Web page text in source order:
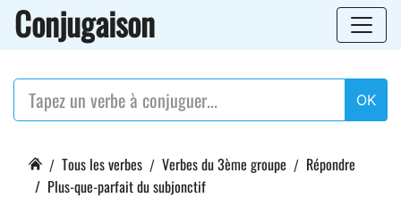
Conjugaison
OK
Tous les verbes Verbes du 3ème groupe
Répondre
Plus-que-parfait du subjonctif